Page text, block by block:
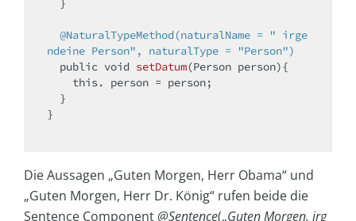
@NaturalTypeMethod(naturalName = " irge
ndeine Person", naturalType = "Person")
public void setDatum(Person person){
this. person = person;
}
Die Aussagen „Guten Morgen, Herr Obama“ und
„Guten Morgen, Herr Dr. König“ rufen beide die
Sentence Component@Sentence(„Guten Morgen, irg